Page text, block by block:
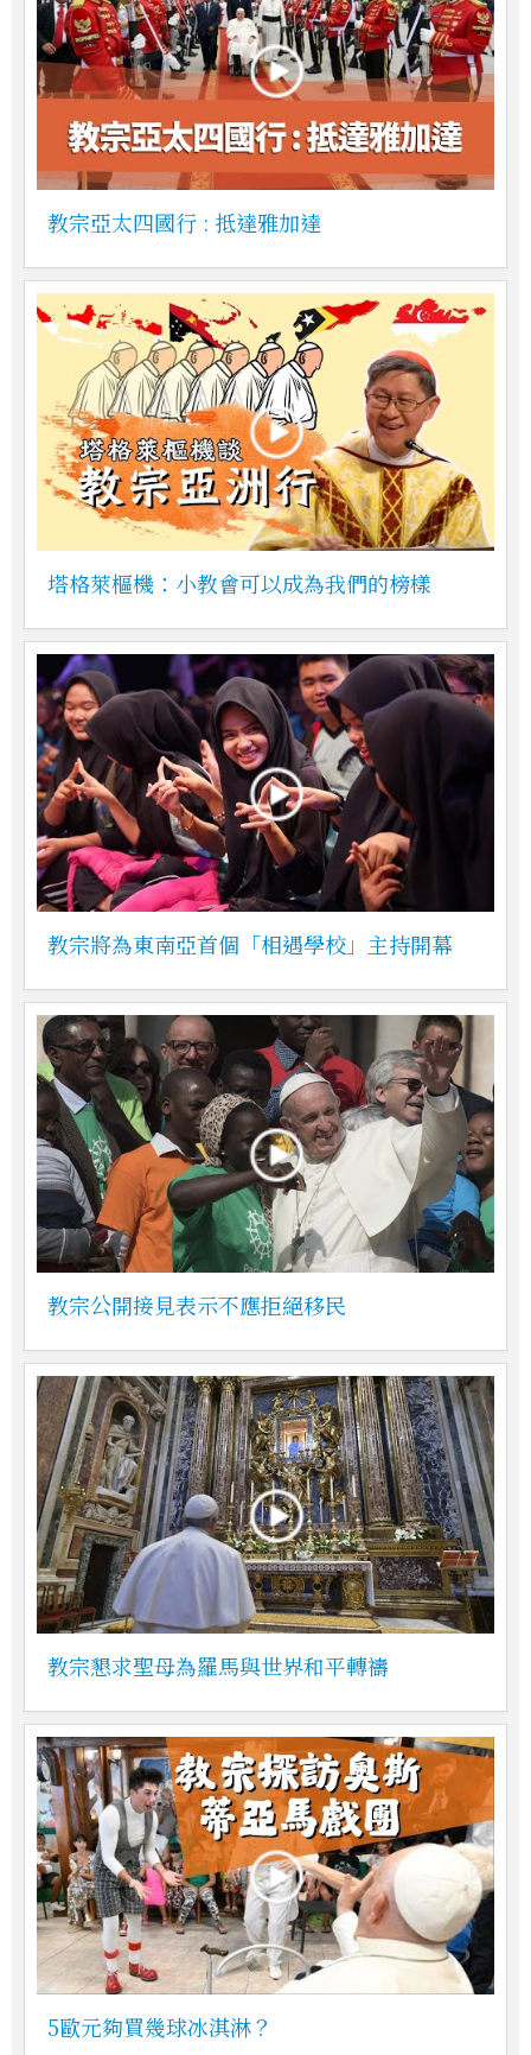
教宗亞太四國行 : 抵達雅加達
塔格萊樞機：小教會可以成為我們的榜樣
教宗將為東南亞首個「相遇學校」主持開幕
教宗公開接見表示不應拒絕移民
教宗懇求聖母為羅馬與世界和平轉禱
5歐元夠買幾球冰淇淋？